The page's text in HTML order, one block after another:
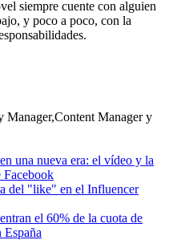
siempre cuente con alguien
y poco a poco, con la
Manager,Content Manager y
una nueva era: el vídeo y la
Facebook
del "like" en el Influencer
el 60% de la cuota de
España